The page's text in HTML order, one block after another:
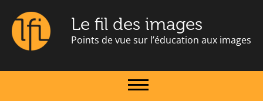
Le fil des images
Points de vue sur l’éducation aux images